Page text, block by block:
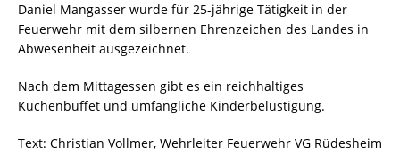
Daniel Mangasser wurde für 25-jährige Tätigkeit in der
Feuerwehr mit dem silbernen Ehrenzeichen des Landes in
Abwesenheit ausgezeichnet.
Nach dem Mittagessen gibt es ein reichhaltiges
Kuchenbuffet und umfängliche Kinderbelustigung.
Text: Christian Vollmer, Wehrleiter Feuerwehr VG Rüdesheim